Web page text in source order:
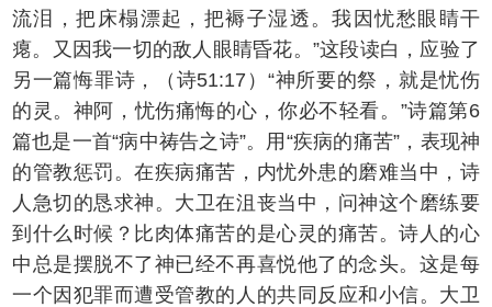
流泪，把床榻漂起，把褥子湿透。我因忧愁眼睛干
瘪。又因我一切的敌人眼睛昏花。”这段读白，应验了
另一篇悔罪诗，（诗51:17）“神所要的祭，就是忧伤
的灵。神阿，忧伤痛悔的心，你必不轻看。”诗篇第6
篇也是一首“病中祷告之诗”。用“疾病的痛苦”，表现神
的管教惩罚。在疾病痛苦，内忧外患的磨难当中，诗
人急切的恳求神。大卫在沮丧当中，问神这个磨练要
到什么时候？比肉体痛苦的是心灵的痛苦。诗人的心
中总是摆脱不了神已经不再喜悦他了的念头。这是每
一个因犯罪而遭受管教的人的共同反应和小信。大卫